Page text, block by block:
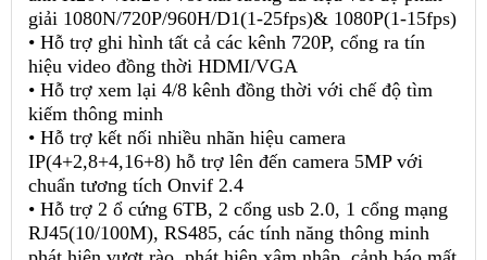
giải 1080N/720P/960H/D1(1-25fps)& 1080P(1-15fps)
• Hỗ trợ ghi hình tất cả các kênh 720P, cổng ra tín
hiệu video đồng thời HDMI/VGA
• Hỗ trợ xem lại 4/8 kênh đồng thời với chế độ tìm
kiếm thông minh
• Hỗ trợ kết nối nhiều nhãn hiệu camera
IP(4+2,8+4,16+8) hỗ trợ lên đến camera 5MP với
chuẩn tương tích Onvif 2.4
• Hỗ trợ 2 ổ cứng 6TB, 2 cổng usb 2.0, 1 cổng mạng
RJ45(10/100M), RS485, các tính năng thông minh